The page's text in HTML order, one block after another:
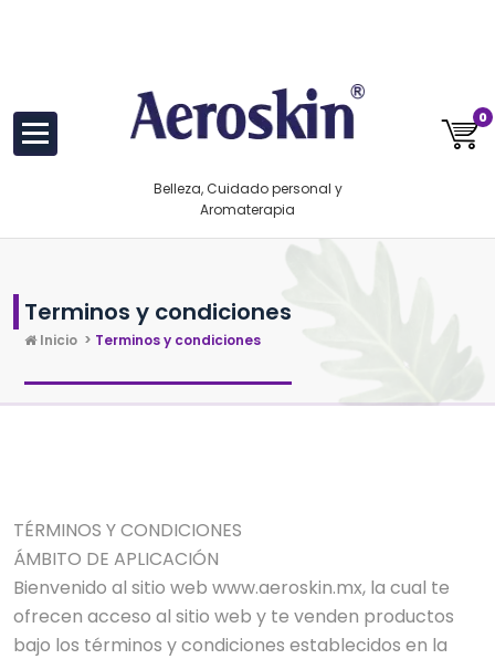
Belleza, Cuidado personal y
Aromaterapia
0
Terminos y condiciones
Inicio > Terminos y condiciones
TÉRMINOS Y CONDICIONES
ÁMBITO DE APLICACIÓN
Bienvenido al sitio web www.aeroskin.mx, la cual te
ofrecen acceso al sitio web y te venden productos
bajo los términos y condiciones establecidos en la